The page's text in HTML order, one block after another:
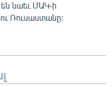
նաեւ ՄԱԿ-ի
Ռուսաստանը: